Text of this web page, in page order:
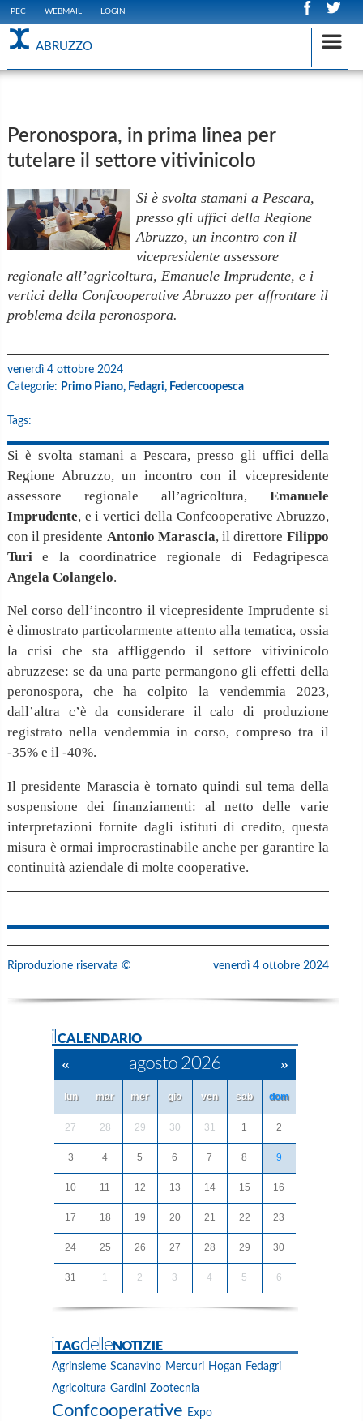
PEC WEBMAIL LOGIN
ABRUZZO
Peronospora, in prima linea per
tutelare il settore vitivinicolo
Si è svolta stamani a Pescara,
presso gli uffici della Regione
Abruzzo, un incontro con il
vicepresidente assessore
regionale all’agricoltura, Emanuele Imprudente, e i
vertici della Confcooperative Abruzzo per affrontare il
problema della peronospora.
venerdì 4 ottobre 2024
Categorie: Primo Piano, Fedagri, Federcoopesca
Tags:
Si è svolta stamani a Pescara, presso gli uffici della
Regione Abruzzo, un incontro con il vicepresidente
assessore regionale all’agricoltura, Emanuele
Imprudente, e i vertici della Confcooperative Abruzzo,
con il presidente Antonio Marascia, il direttore Filippo
Turi e la coordinatrice regionale di Fedagripesca
Angela Colangelo.
Nel corso dell’incontro il vicepresidente Imprudente si
è dimostrato particolarmente attento alla tematica, ossia
la crisi che sta affliggendo il settore vitivinicolo
abruzzese: se da una parte permangono gli effetti della
peronospora, che ha colpito la vendemmia 2023,
dall’altra c’è da considerare il calo di produzione
registrato nella vendemmia in corso, compreso tra il
-35% e il -40%.
Il presidente Marascia è tornato quindi sul tema della
sospensione dei finanziamenti: al netto delle varie
interpretazioni fornite dagli istituti di credito, questa
misura è ormai improcrastinabile anche per garantire la
continuità aziendale di molte cooperative.
Riproduzione riservata © venerdì 4 ottobre 2024
ilCALENDARIO
« agosto 2026 »
lun mar mer gio ven sab dom
27 28 29 30 31 1 2
3 4 5 6 7 8 9
10 11 12 13 14 15 16
17 18 19 20 21 22 23
24 25 26 27 28 29 30
31 1 2 3 4 5 6
iTAGdelleNOTIZIE
Agrinsieme Scanavino Mercuri Hogan Fedagri
Agricoltura Gardini Zootecnia
Confcooperative Expo